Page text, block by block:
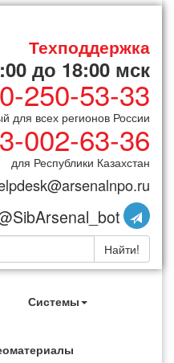
Техподдержка
до 18:00 мск
250-53-33
для всех регионов России
002-63-36
для Республики Казахстан
Найти!
Системы